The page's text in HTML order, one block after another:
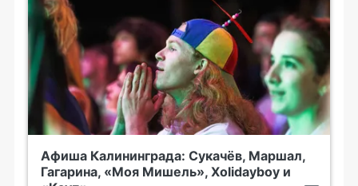
Афиша Калининграда: Сукачёв, Маршал,
Гагарина, «Моя Мишель», Xolidayboy и